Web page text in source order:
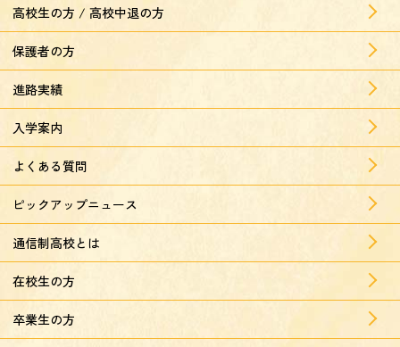
高校生の方 / 高校中退の方
保護者の方
進路実績
入学案内
よくある質問
ピックアップニュース
通信制高校とは
在校生の方
卒業生の方